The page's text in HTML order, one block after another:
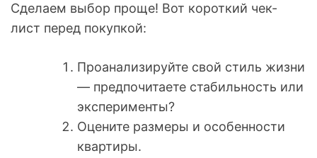
Сделаем выбор проще! Вот короткий чек-
лист перед покупкой:
Проанализируйте свой стиль жизни
— предпочитаете стабильность или
эксперименты?
Оцените размеры и особенности
квартиры.